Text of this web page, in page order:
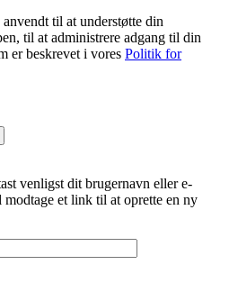
til at understøtte din
til at administrere adgang til din
er beskrevet i vores Politik for
venligst dit brugernavn eller e-
et link til at oprette en ny